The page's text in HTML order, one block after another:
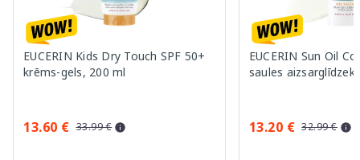
EUCERIN Kids Dry Touch SPF 50+
krēms-gels, 200 ml
13.60 € 33.99 €
EUCERIN Sun Oil
saules
13.20 € 32.99 €